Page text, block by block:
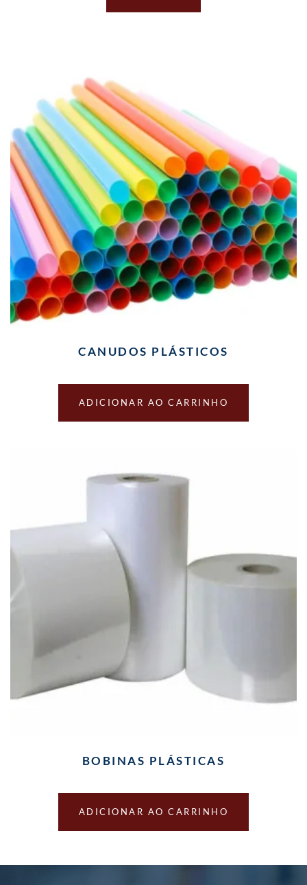
CANUDOS PLÁSTICOS
ADICIONAR AO CARRINHO
BOBINAS PLÁSTICAS
ADICIONAR AO CARRINHO